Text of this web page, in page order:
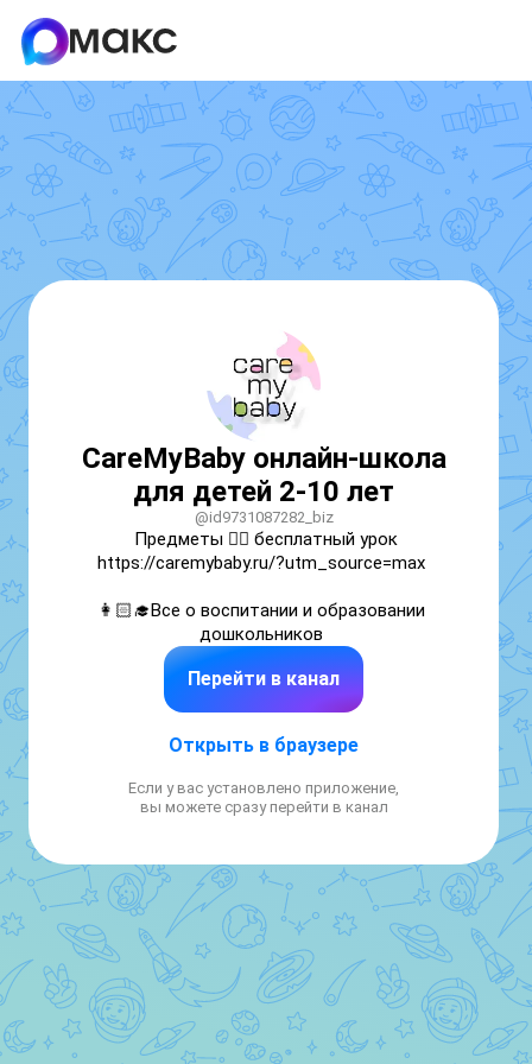
CareMyBaby онлайн-школа
для детей 2-10 лет
@id9731087282_biz
Предметы 👇🏻 бесплатный урок
https://caremybaby.ru/?utm_source=max
👩🏻‍🎓Все о воспитании и образовании
Перейти в канал
Открыть в браузере
Если у вас установлено приложение,
вы можете сразу перейти в канал